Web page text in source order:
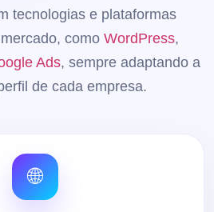
tecnologias e plataformas
como WordPress,
Ads, sempre adaptando a
de cada empresa.
🌐